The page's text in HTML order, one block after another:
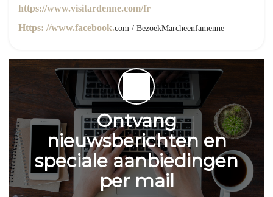
https://www.visitardenne.com/fr
Https: //www.facebook.com / BezoekMarcheenfamenne
Ontvang
nieuwsberichten en
speciale aanbiedingen
per mail